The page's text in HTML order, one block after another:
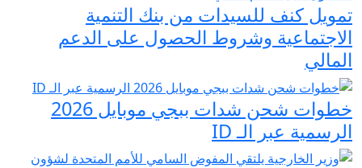
تمويل كنف للسيدات من بنك التنمية
الاجتماعية وشروط الحصول على الدعم
المالي
خطوات شحن شدات ببجي موبايل 2026
الرسمية عبر الـ ID